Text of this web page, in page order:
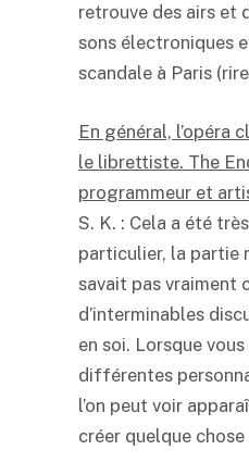
retrouve des airs et
sons électroniques
scandale à Paris
En général, l’opéra
le librettiste. The
programmeur et
S. K. : Cela a été
particulier, la partie
savait pas vraiment
d’interminables
en soi. Lorsque
différentes
l’on peut voir
créer quelque